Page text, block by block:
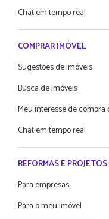
Chat em tempo real
COMPRAR IMÓVEL
Sugestões de imóveis
Busca de imóveis
Meu interesse de compra
Chat em tempo real
REFORMAS E PROJETOS
Para empresas
Para o meu imóvel